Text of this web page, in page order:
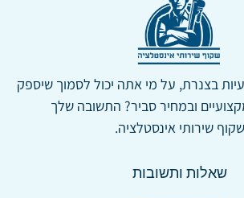
בצנרת, על מי אתה יכול לסמוך שיספק
ובמחיר סביר? התשובה שלך
שירותי אינסטלציה.
שאלות ותשובות